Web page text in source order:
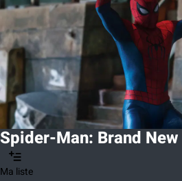
Spider-Man: Brand New
Ma liste